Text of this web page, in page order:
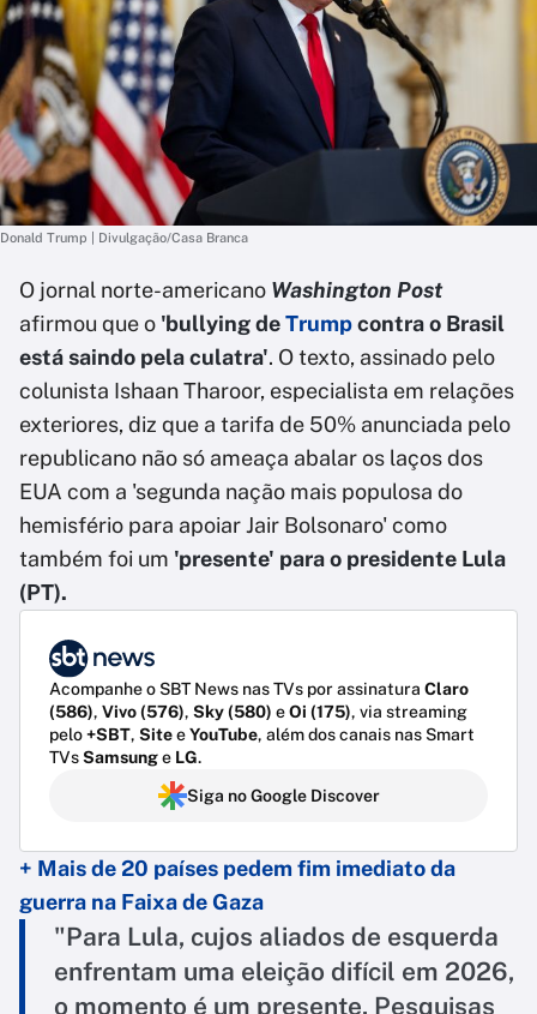
Donald Trump | Divulgação/Casa Branca
O jornal norte-americano Washington Post
afirmou que o 'bullying deTrumpcontra o Brasil
está saindo pela culatra'. O texto, assinado pelo
colunista Ishaan Tharoor, especialista em relações
exteriores, diz que a tarifa de 50% anunciada pelo
republicano não só ameaça abalar os laços dos
EUA com a 'segunda nação mais populosa do
hemisfério para apoiar Jair Bolsonaro' como
também foi um 'presente' para o presidente Lula
(PT).
Acompanhe o SBT News nas TVs por assinatura Claro
(586), Vivo (576), Sky (580) eOi (175), via streaming
pelo+SBT, SiteeYouTube, além dos canais nas Smart
TVsSamsunge LG.
Siga no Google Discover
+ Mais de 20 países pedem fim imediato da
guerra na Faixa de Gaza
"Para Lula, cujos aliados de esquerda
enfrentam uma eleição difícil em 2026,
o momento é um presente. Pesquisas